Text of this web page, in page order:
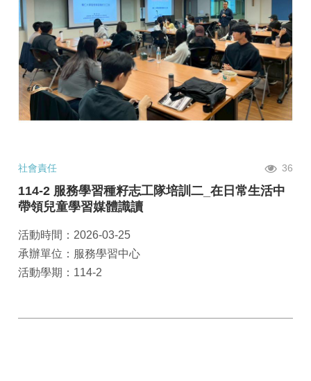
社會責任 36
114-2 服務學習種籽志工隊培訓二_在日常生活中
帶領兒童學習媒體識讀
活動時間：2026-03-25
承辦單位：服務學習中心
活動學期：114-2